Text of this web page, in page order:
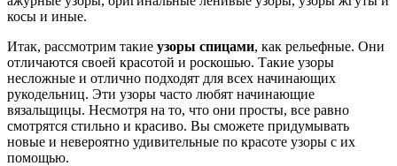
косы и иные.
Итак, рассмотрим такие узоры спицами, как рельефные. Они
отличаются своей красотой и роскошью. Такие узоры
несложные и отлично подходят для всех начинающих
рукодельниц. Эти узоры часто любят начинающие
вязальщицы. Несмотря на то, что они просты, все равно
смотрятся стильно и красиво. Вы сможете придумывать
новые и невероятно удивительные по красоте узоры с их
помощью.